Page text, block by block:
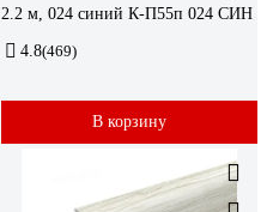
2.2 м, 024 синий К-П55п 024 СИН
4.8(469)
В корзину